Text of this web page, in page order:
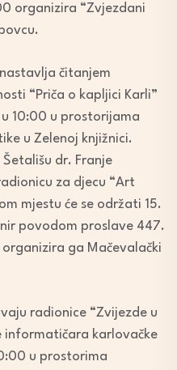
organizira “Zvjezdani
čitanjem
“Priča o kapljici Karli”
10:00 u prostorijama
u Zelenoj knjižnici.
dr. Franje
za djecu “Art
mjestu će se održati 15.
povodom proslave 447.
ga Mačevalački
radionice “Zvijezde u
informatičara karlovačke
u prostorima